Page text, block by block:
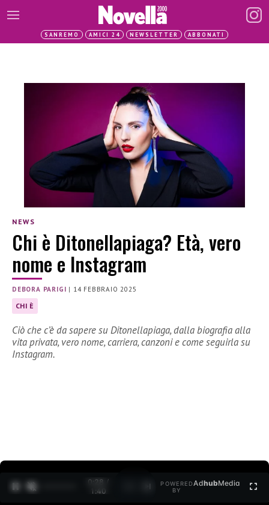
SANREMO AMICI 24 NEWSLETTER ABBONATI
NEWS
Chi è Ditonellapiaga? Età, vero
nome e Instagram
DEBORA PARIGI | 14 FEBBRAIO 2025
CHI È
Ciò che c’è da sapere su Ditonellapiaga, dalla biografia alla
vita privata, vero nome, carriera, canzoni e come seguirla su
Instagram.
0:29 /
1:40
POWERED
BY
AdhubMedia